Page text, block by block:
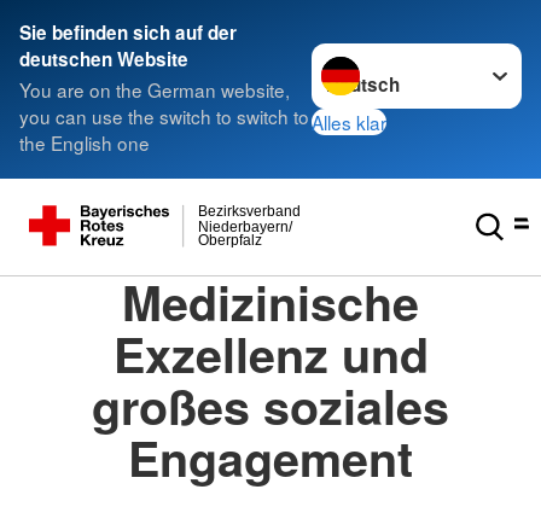
Sie befinden sich auf der
deutschen Website
You are on the German website,
you can use the switch to switch to
the English one
Sprache wechseln zu
Alles klar
Oberpfalz
Niederbayern/
Bezirksverband
Medizinische
Exzellenz und
großes soziales
Engagement